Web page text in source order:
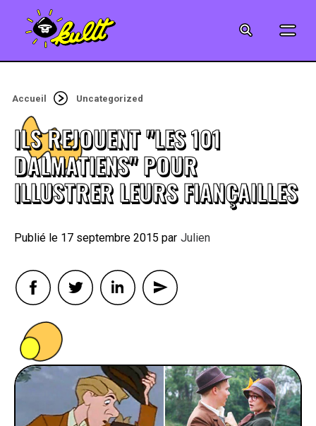
MUSIQUE
CRÉATION
ART
JEUX-VIDÉO
VINTAGE
FOOD
Accueil Uncategorized
ILS REJOUENT "LES 101
DALMATIENS" POUR
ILLUSTRER LEURS FIANÇAILLES
17 septembre 2015 By Julien